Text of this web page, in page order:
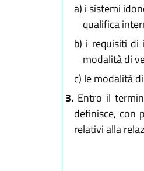
a) i sistemi
qualifica
b) i requisiti di
modalità di
c) le modalità
3. Entro il
definisce, con
relativi alla